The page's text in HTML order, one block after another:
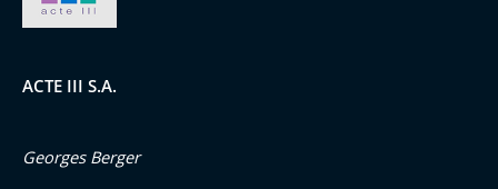
ACTE III S.A.
Georges Berger